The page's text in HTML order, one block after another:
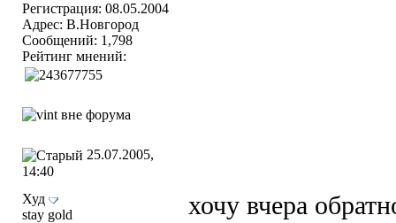
Регистрация: 08.05.2004
Адрес: В.Новгород
Сообщений: 1,798
Рейтинг мнений:
25.07.2005,
14:40
Худ
stay gold
хочу вчера